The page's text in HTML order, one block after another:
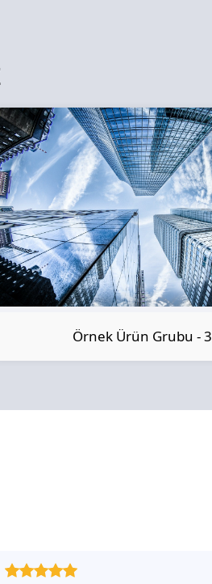
Örnek Ürün Grubu - 3